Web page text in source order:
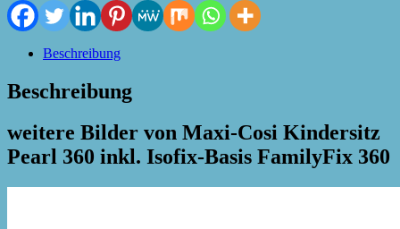
Beschreibung
Beschreibung
weitere Bilder von Maxi-Cosi Kindersitz
Pearl 360 inkl. Isofix-Basis FamilyFix 360